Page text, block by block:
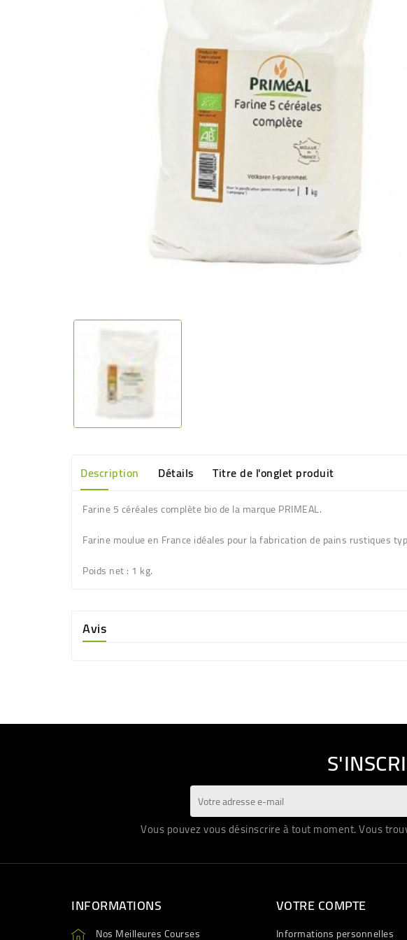
Description Détails Titre de l'onglet produit
Farine 5 céréales complète bio de la marque PRIMEAL.
Farine moulue en France idéales pour la fabrication de pains rustiques
Poids net: 1 kg.
Avis
Vous pouvez vous désinscrire à tout moment. Vous
INFORMATIONS
Nos Meilleures Courses
VOTRE COMPTE
Informations personnelles